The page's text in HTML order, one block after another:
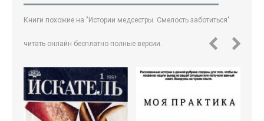
Книги похожие на "Истории медсестры. Смелость заботиться"
читать онлайн бесплатно полные версии.